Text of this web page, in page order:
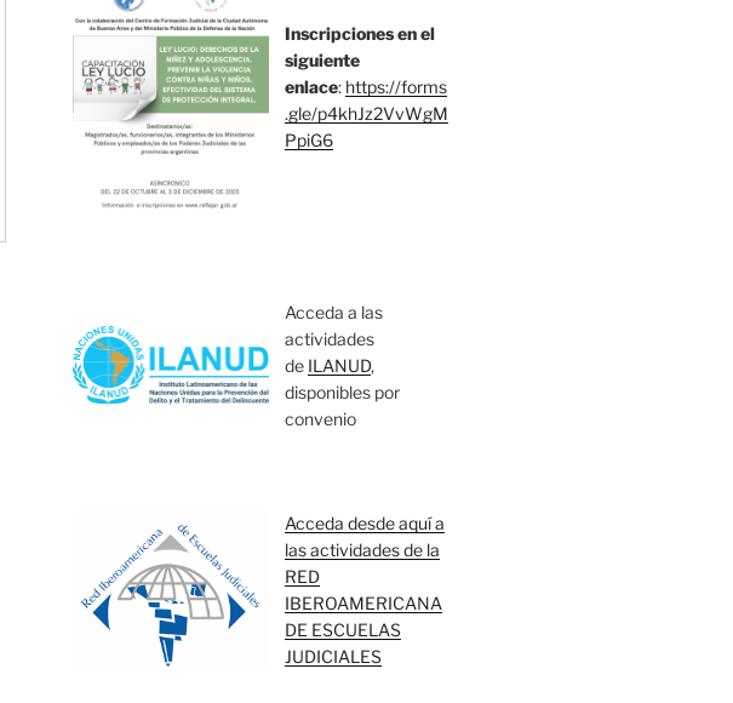
Inscripciones en el
siguiente
enlace: https://forms
.gle/p4khJz2VvWgM
PpiG6
Acceda a las
actividades
de ILANUD,
disponibles por
convenio
Acceda desde aquí a
las actividades de la
RED
IBEROAMERICANA
DE ESCUELAS
JUDICIALES